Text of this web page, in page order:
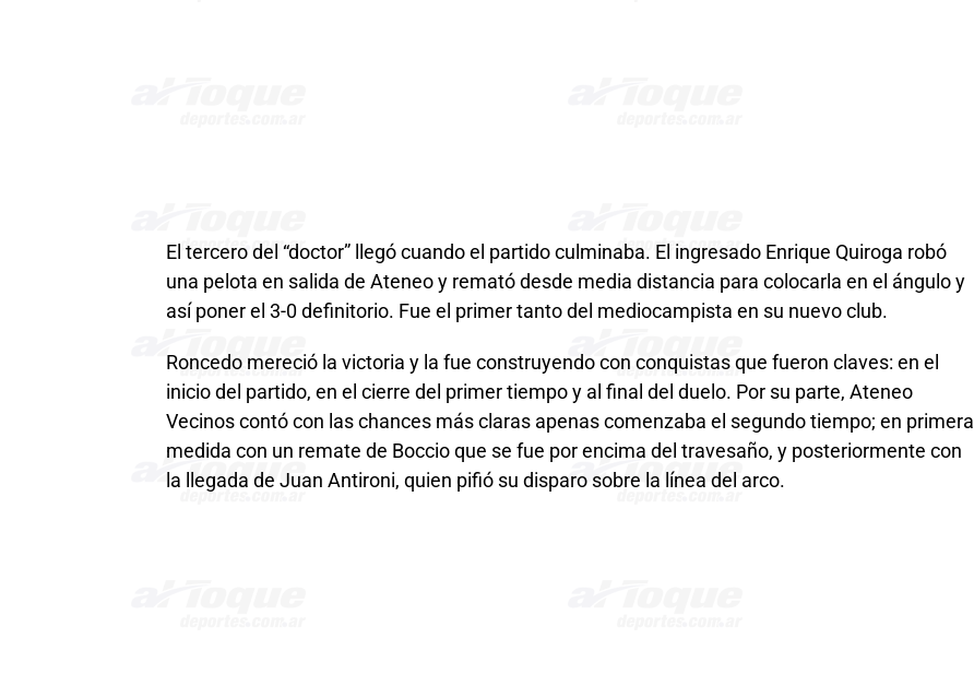
El tercero del “doctor” llegó cuando el partido culminaba. El ingresado Enrique Quiroga robó
una pelota en salida de Ateneo y remató desde media distancia para colocarla en el ángulo y
así poner el 3-0 definitorio. Fue el primer tanto del mediocampista en su nuevo club.
Roncedo mereció la victoria y la fue construyendo con conquistas que fueron claves: en el
inicio del partido, en el cierre del primer tiempo y al final del duelo. Por su parte, Ateneo
Vecinos contó con las chances más claras apenas comenzaba el segundo tiempo; en primera
medida con un remate de Boccio que se fue por encima del travesaño, y posteriormente con
la llegada de Juan Antironi, quien pifió su disparo sobre la línea del arco.